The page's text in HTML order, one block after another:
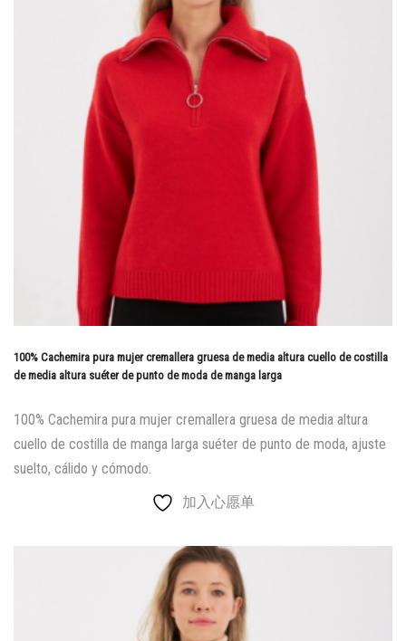
100% Cachemira pura mujer cremallera gruesa de media altura cuello de costilla
de media altura suéter de punto de moda de manga larga
100% Cachemira pura mujer cremallera gruesa de media altura
cuello de costilla de manga larga suéter de punto de moda, ajuste
suelto, cálido y cómodo.
加入心愿单